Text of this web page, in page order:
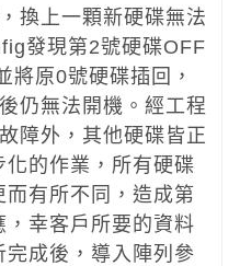
換上一顆新硬碟無法
發現第2號硬碟OFF
將原0號硬碟插回，
仍無法開機。經工程
障外，其他硬碟皆正
的作業，所有硬碟
有所不同，造成第
幸客戶所要的資料
成後，導入陣列參